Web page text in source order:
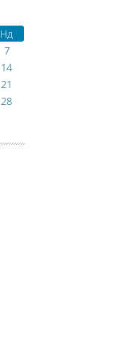
Нд
7
14
21
28